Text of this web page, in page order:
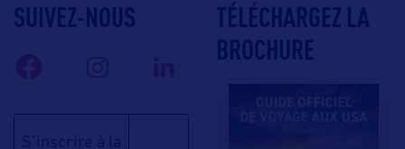
SUIVEZ-NOUS
S'inscrire à la
TÉLÉCHARGEZ LA
BROCHURE